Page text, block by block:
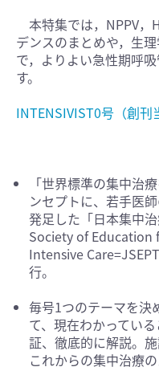
本特集では，NPPV，
デンスのまとめや，生
で，よりよい急性期呼
す。
INTENSIVIST0号（創
「世界標準の集中治
ンセプトに、若手医
発足した「日本集中
Society of Education
Intensive
行。
毎号1つのテーマを決
て、現在わかってい
証、徹底的に解説。
これからの集中治療